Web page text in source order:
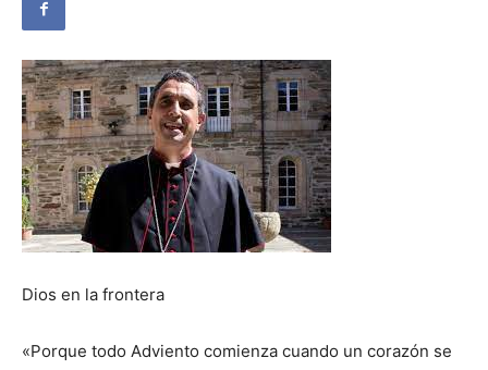
Dios en la frontera
«Porque todo Adviento comienza cuando un corazón se